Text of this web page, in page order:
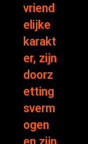
vriend
elijke
karakt
er, zijn
doorz
etting
sverm
ogen